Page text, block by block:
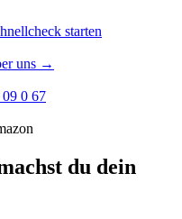
starten
uns →
0 67
du dein